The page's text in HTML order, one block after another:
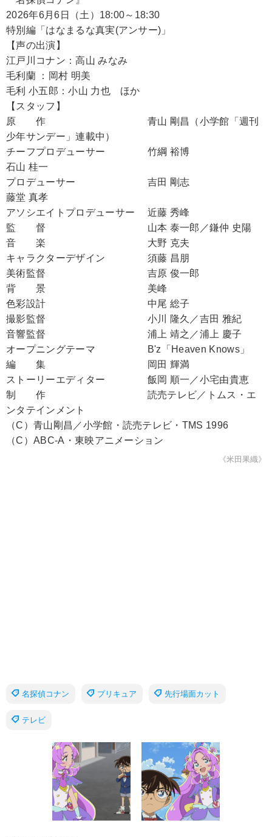
2026年6月6日（土）18:00～18:30
特別編「はなまるな真実(アンサー)」
【声の出演】
江戸川コナン：高山 みなみ
毛利蘭 ：岡村 明美
毛利 小五郎：小山 力也 ほか
【スタッフ】
原 作 青山 剛昌（小学館「週刊
少年サンデー」連載中）
チーフプロデューサー 竹綱 裕博
石山 桂一
プロデューサー 吉田 剛志
藤堂 真孝
アソシエイトプロデューサー 近藤 秀峰
監 督 山本 泰一郎／鎌仲 史陽
音 楽 大野 克夫
キャラクターデザイン 須藤 昌朋
美術監督 吉原 俊一郎
背 景 美峰
色彩設計 中尾 総子
撮影監督 小川 隆久／吉田 雅紀
音響監督 浦上 靖之／浦上 慶子
オープニングテーマ B'z「Heaven Knows」
編 集 岡田 輝満
ストーリーエディター 飯岡 順一／小宅由貴恵
制 作 読売テレビ／トムス・エ
ンタテインメント
（C）青山剛昌／小学館・読売テレビ・TMS 1996
（C）ABC-A・東映アニメーション
《米田果織》
名探偵コナン プリキュア 先行場面カット
テレビ